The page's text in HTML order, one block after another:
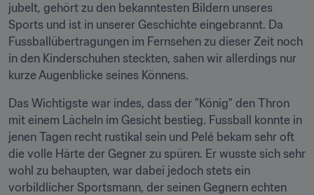
jubelt, gehört zu den bekanntesten Bildern unseres
Sports und ist in unserer Geschichte eingebrannt. Da
Fussballübertragungen im Fernsehen zu dieser Zeit noch
in den Kinderschuhen steckten, sahen wir allerdings nur
kurze Augenblicke seines Könnens.
Das Wichtigste war indes, dass der "König" den Thron
mit einem Lächeln im Gesicht bestieg. Fussball konnte in
jenen Tagen recht rustikal sein und Pelé bekam sehr oft
die volle Härte der Gegner zu spüren. Er wusste sich sehr
wohl zu behaupten, war dabei jedoch stets ein
vorbildlicher Sportsmann, der seinen Gegnern echten